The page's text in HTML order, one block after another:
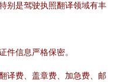
别是驾驶执照翻译领域有丰
件信息严格保密。
译费、盖章费、加急费、邮